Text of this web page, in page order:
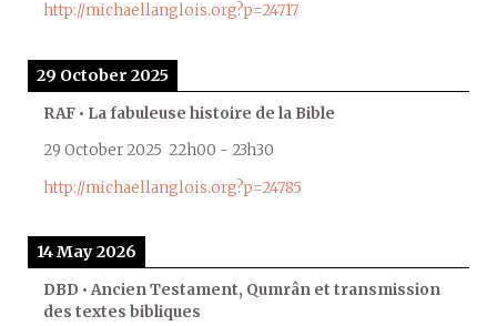
http://michaellanglois.org?p=24717
29 October 2025
RAF • La fabuleuse histoire de la Bible
29 October 2025 22h00 - 23h30
http://michaellanglois.org?p=24785
14 May 2026
DBD • Ancien Testament, Qumrân et transmission
des textes bibliques